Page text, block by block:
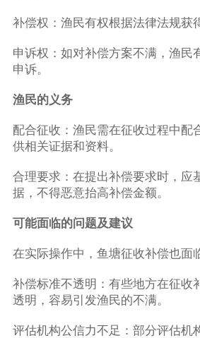
补偿权：渔民有权根据法律法规获
申诉权：如对补偿方案不满，渔民
申诉。
渔民的义务
配合征收：渔民需在征收过程中配
供相关证据和资料。
合理要求：在提出补偿要求时，应
据，不得恶意抬高补偿金额。
可能面临的问题及建议
在实际操作中，鱼塘征收补偿也面
补偿标准不透明：有些地方在征收
透明，容易引发渔民的不满。
评估机构公信力不足：部分评估机